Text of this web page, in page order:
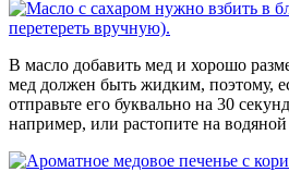
В масло добавить мед и хорошо
мед должен быть жидким, поэтому,
отправьте его буквально на 30
например, или растопите на водяной